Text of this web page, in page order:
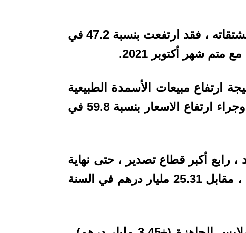
وفيما يتعلق بمبيعات الفوسفاط ومشتقاته ، فقد ارتفعت بنسبة 47.2 في
ارتفاع مبيعات الأسمدة الطبيعية
والكيماوية (+12,26 مليار درهم) ، وجراء ارتفاع الاسعار بنسبة 59.8 في
رابع أكبر قطاع تصدير ، حتى نهاية
أكتوبر الماضي ، 30.27 مليار درهم ، مقابل 25.31 مليار درهم في السنة